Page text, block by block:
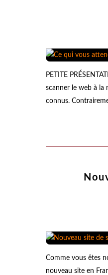
PETITE
scanner le web à la
connus.
Comme vous êtes
nouveau site en